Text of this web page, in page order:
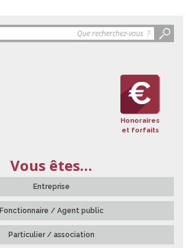
Honoraires
et forfaits
Vous êtes…
Entreprise
Fonctionnaire / Agent public
Particulier / association